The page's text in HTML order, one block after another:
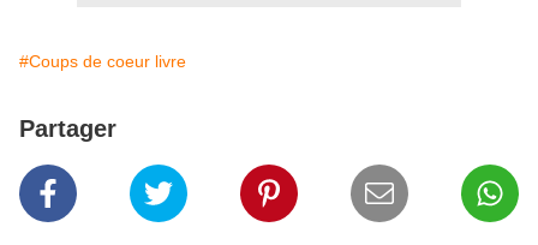
#Coups de coeur livre
Partager